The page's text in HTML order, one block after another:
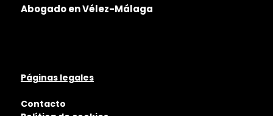
Abogado en Vélez-Málaga
Páginas legales
Contacto